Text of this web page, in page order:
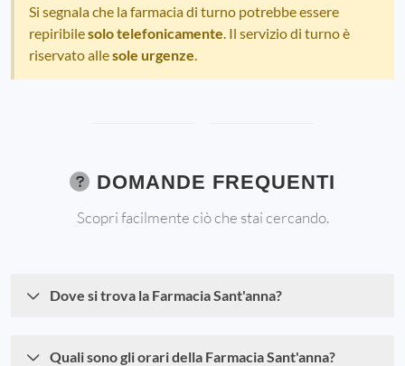
Si segnala che la farmacia di turno potrebbe essere
repiribilesolo telefonicamente. Il servizio di turno è
riservato allesole urgenze.
DOMANDE FREQUENTI
Scopri facilmente ciò che stai cercando.
Dove si trova la Farmacia Sant'anna?
Quali sono gli orari della Farmacia Sant'anna?